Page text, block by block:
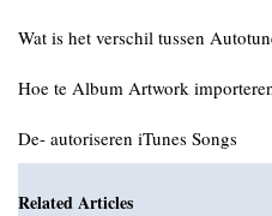
Wat is het verschil tussen
Hoe te Album Artwork
De- autoriseren iTunes Songs
Related Articles